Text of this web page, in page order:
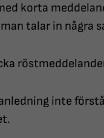
korta
talar in några
inte